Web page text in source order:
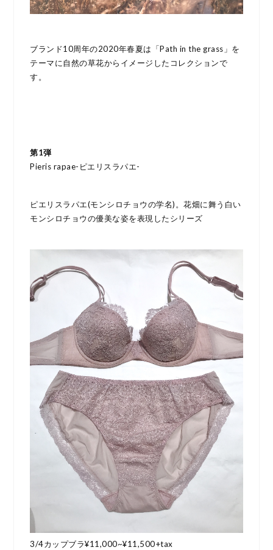
ブランド10周年の2020年春夏は「Path in the grass」を
テーマに自然の草花からイメージしたコレクションで
す。
第1弾
Pieris rapae-ピエリスラパエ-
ピエリスラパエ(モンシロチョウの学名)。花畑に舞う白い
モンシロチョウの優美な姿を表現したシリーズ
3/4カップブラ¥11,000~¥11,500+tax